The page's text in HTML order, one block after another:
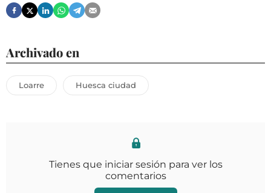
Archivado en
Loarre Huesca ciudad
Tienes que iniciar sesión para ver los
comentarios